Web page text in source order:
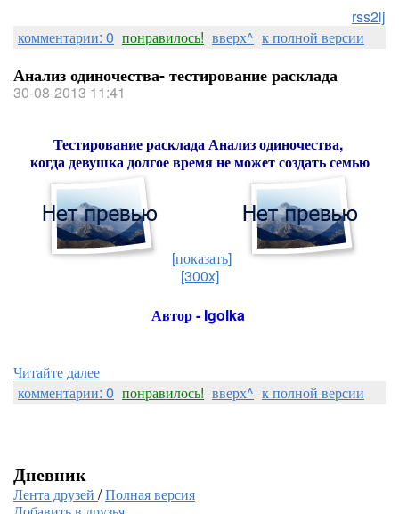
rss2lj
комментарии: 0 понравилось! вверх^ к полной версии
Анализ одиночества- тестирование расклада
30-08-2013 11:41
Тестирование расклада Анализ одиночества,
когда девушка долгое время не может создать семью
[показать]
[300x]
Автор - Igolka
Читайте далее
комментарии: 0 понравилось! вверх^ к полной версии
Дневник
Лента друзей /Полная версия